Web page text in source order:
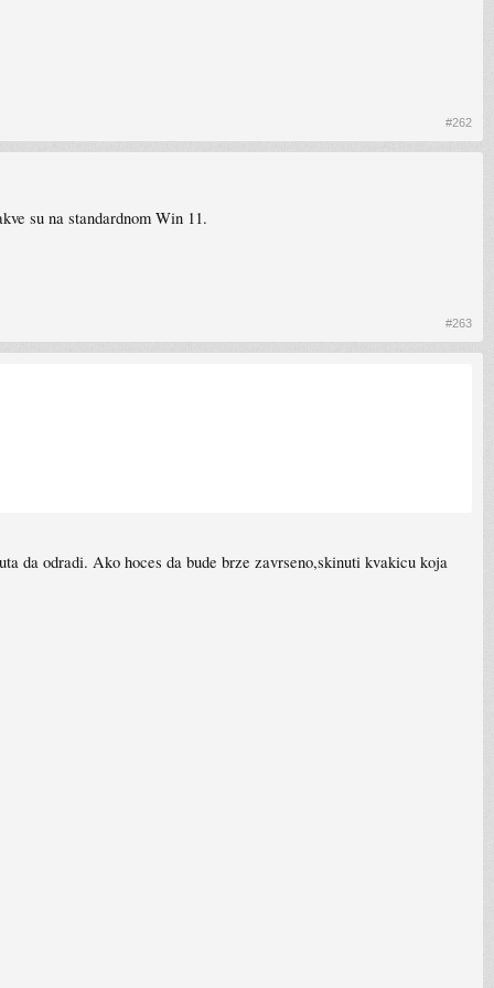
#262
su na standardnom Win 11.
#263
da odradi. Ako hoces da bude brze zavrseno,skinuti kvakicu koja